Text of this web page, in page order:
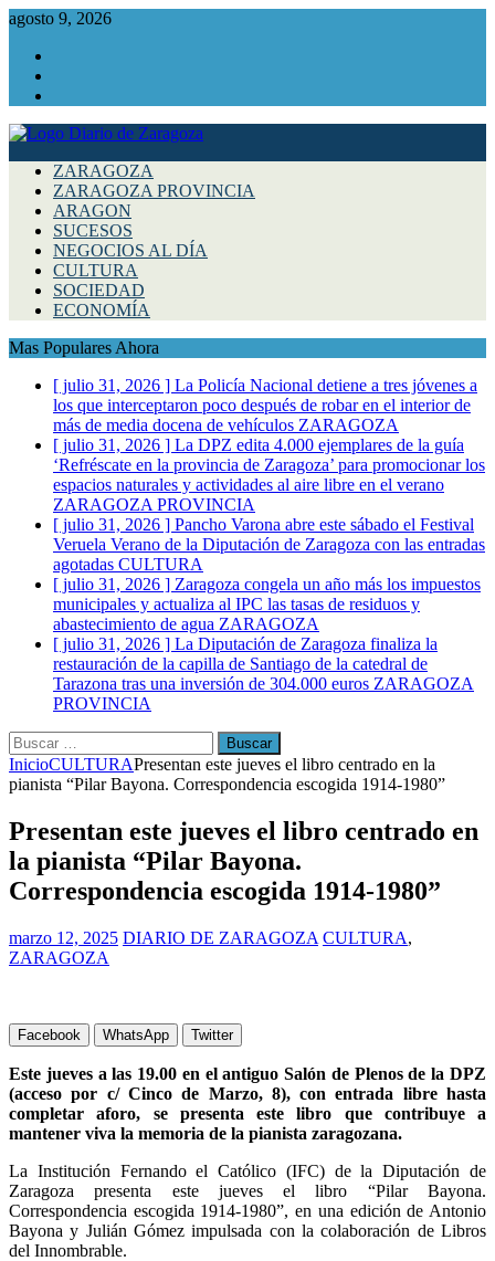
agosto 9, 2026
ZARAGOZA
ZARAGOZA PROVINCIA
ARAGON
SUCESOS
NEGOCIOS AL DÍA
CULTURA
SOCIEDAD
ECONOMÍA
Mas Populares Ahora
[ julio 31, 2026 ] La Policía Nacional detiene a tres jóvenes a
los que interceptaron poco después de robar en el interior de
más de media docena de vehículos ZARAGOZA
[ julio 31, 2026 ] La DPZ edita 4.000 ejemplares de la guía
‘Refréscate en la provincia de Zaragoza’ para promocionar los
espacios naturales y actividades al aire libre en el verano
ZARAGOZA PROVINCIA
[ julio 31, 2026 ] Pancho Varona abre este sábado el Festival
Veruela Verano de la Diputación de Zaragoza con las entradas
agotadas CULTURA
[ julio 31, 2026 ] Zaragoza congela un año más los impuestos
municipales y actualiza al IPC las tasas de residuos y
abastecimiento de agua ZARAGOZA
[ julio 31, 2026 ] La Diputación de Zaragoza finaliza la
restauración de la capilla de Santiago de la catedral de
Tarazona tras una inversión de 304.000 euros ZARAGOZA
PROVINCIA
Buscar:
InicioCULTURAPresentan este jueves el libro centrado en la
pianista “Pilar Bayona. Correspondencia escogida 1914-1980”
Presentan este jueves el libro centrado en
la pianista “Pilar Bayona.
Correspondencia escogida 1914-1980”
marzo 12, 2025 DIARIO DE ZARAGOZA CULTURA,
ZARAGOZA
Facebook WhatsApp Twitter
Este jueves a las 19.00 en el antiguo Salón de Plenos de la DPZ
(acceso por c/ Cinco de Marzo, 8), con entrada libre hasta
completar aforo, se presenta este libro que contribuye a
mantener viva la memoria de la pianista zaragozana.
La Institución Fernando el Católico (IFC) de la Diputación de
Zaragoza presenta este jueves el libro “Pilar Bayona.
Correspondencia escogida 1914-1980”, en una edición de Antonio
Bayona y Julián Gómez impulsada con la colaboración de Libros
del Innombrable.